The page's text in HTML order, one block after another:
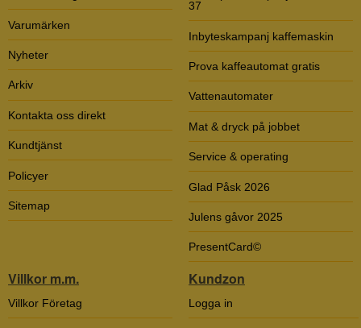
Varumärken
Nyheter
Arkiv
Kontakta oss direkt
Kundtjänst
Policyer
Sitemap
37
Inbyteskampanj kaffemaskin
Prova kaffeautomat gratis
Vattenautomater
Mat & dryck på jobbet
Service & operating
Glad Påsk 2026
Julens gåvor 2025
PresentCard©
Villkor m.m.
Villkor Företag
Kundzon
Logga in